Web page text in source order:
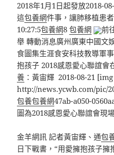
2018年1月1日起發放2018-
這包養網件事，讓肺移植患
10:27:5包養網8包養網 前
舉 轉動消息廣州廣東中國文
食圖集生涯食安科技教導軍
抱孩子 2018感恩愛心聯誼
養 ：黃宙輝 2018-08-21
http://news.ycwb.com/pic/
包養包養網47ab-a050-
圖為2018感恩愛心聯誼會現
金羊網訊 記者黃宙輝、通包
日下戰書，“用愛擁抱孩子